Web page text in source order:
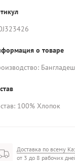
о товаре
Бангладеш
100% Хлопок
Доставка по всему
от 3 до 8 рабочих